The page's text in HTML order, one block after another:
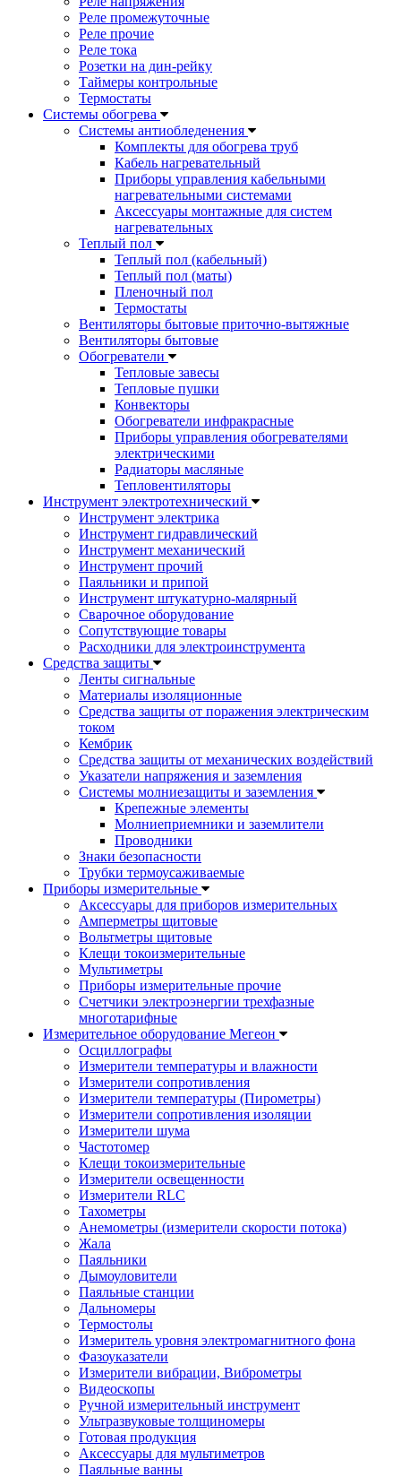
Реле промежуточные
Реле прочие
Реле тока
Розетки на дин-рейку
Таймеры контрольные
Термостаты
Системы обогрева
Системы антиобледенения
Комплекты для обогрева труб
Кабель нагревательный
Приборы управления кабельными
нагревательными системами
Аксессуары монтажные для систем
нагревательных
Теплый пол
Теплый пол (кабельный)
Теплый пол (маты)
Пленочный пол
Термостаты
Вентиляторы бытовые приточно-вытяжные
Вентиляторы бытовые
Обогреватели
Тепловые завесы
Тепловые пушки
Конвекторы
Обогреватели инфракрасные
Приборы управления обогревателями
электрическими
Радиаторы масляные
Тепловентиляторы
Инструмент электротехнический
Инструмент электрика
Инструмент гидравлический
Инструмент механический
Инструмент прочий
Паяльники и припой
Инструмент штукатурно-малярный
Сварочное оборудование
Сопутствующие товары
Расходники для электроинструмента
Cредства защиты
Ленты сигнальные
Материалы изоляционные
Средства защиты от поражения электрическим
током
Кембрик
Средства защиты от механических воздействий
Указатели напряжения и заземления
Системы молниезащиты и заземления
Крепежные элементы
Молниеприемники и заземлители
Проводники
Знаки безопасности
Трубки термоусаживаемые
Приборы измерительные
Аксессуары для приборов измерительных
Амперметры щитовые
Вольтметры щитовые
Клещи токоизмерительные
Мультиметры
Приборы измерительные прочие
Счетчики электроэнергии трехфазные
многотарифные
Измерительное оборудование Мегеон
Осциллографы
Измерители температуры и влажности
Измерители сопротивления
Измерители температуры (Пирометры)
Измерители сопротивления изоляции
Измерители шума
Частотомер
Клещи токоизмерительные
Измерители освещенности
Измерители RLC
Тахометры
Анемометры (измерители скорости потока)
Жала
Паяльники
Дымоуловители
Паяльные станции
Дальномеры
Термостолы
Измеритель уровня электромагнитного фона
Фазоуказатели
Измерители вибрации, Виброметры
Видеоскопы
Ручной измерительный инструмент
Ультразвуковые толщиномеры
Готовая продукция
Аксессуары для мультиметров
Паяльные ванны